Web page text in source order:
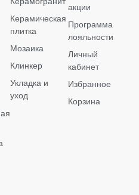
Керамическая
плитка
Мозаика
Клинкер
Укладка и
уход
акции
Программа
лояльности
Личный
кабинет
Избранное
Корзина